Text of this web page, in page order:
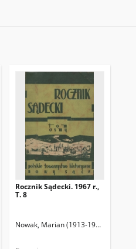
Dziwik, Kazimierz (1931-1991).
Rocznik Sądecki. 1967 r.,
T. 8
Nowak, Marian (1913-1991).